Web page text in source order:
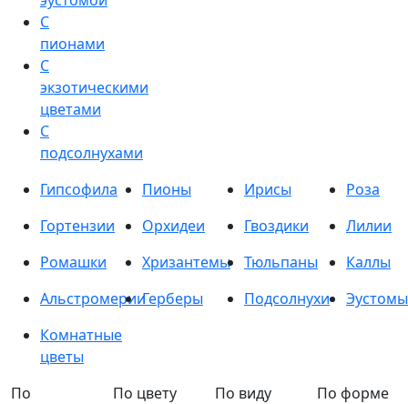
С
пионами
С
экзотическими
цветами
С
подсолнухами
Гипсофила
Пионы Ирисы
Роза
Гортензии
Орхидеи Гвоздики
Лилии
Ромашки
Хризантемы Тюльпаны
Каллы
АльстромерииГерберы Подсолнухи
Эустомы
Комнатные
цветы
По
По цвету
По виду
По форме